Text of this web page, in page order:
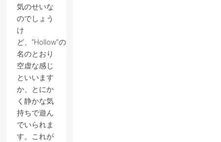
気のせいな
のでしょう
け
ど、”Hollow”の
名のとおり
空虚な感じ
といいます
か、とにか
く静かな気
持ちで遊ん
でいられま
す。これが